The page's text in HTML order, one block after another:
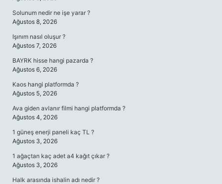
Solunum nedir ne işe yarar ?
Ağustos 8, 2026
Işınım nasıl oluşur ?
Ağustos 7, 2026
BAYRK hisse hangi pazarda ?
Ağustos 6, 2026
Kaos hangi platformda ?
Ağustos 5, 2026
Ava giden avlanır filmi hangi platformda ?
Ağustos 4, 2026
1 güneş enerji paneli kaç TL ?
Ağustos 3, 2026
1 ağaçtan kaç adet a4 kağıt çıkar ?
Ağustos 3, 2026
Halk arasında ishalin adı nedir ?